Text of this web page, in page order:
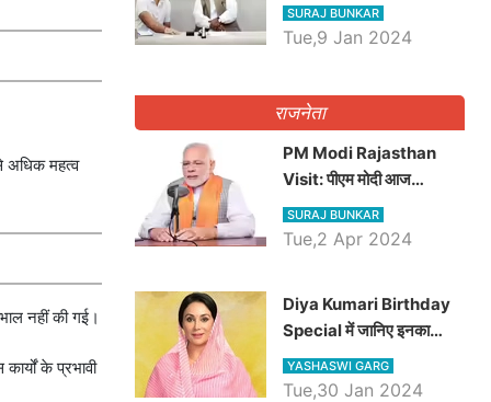
अधिक महत्व
नहीं की गई।
के प्रभावी
कौन होगा दावेदार
SURAJ BUNKAR
Tue,9 Jan 2024
राजनेता
PM Modi Rajasthan
Visit: पीएम मोदी आज
राजस्थान में कोटपूतली में करेंगे
विशाल रैली, एक सभा से 8 सीटों
SURAJ BUNKAR
Tue,2 Apr 2024
Diya Kumari Birthday
Special में जानिए इनका
राजकुमारी से राजस्थान की
डिप्टी सीएम बनने तक का सफर,
YASHASWI GARG
Tue,30 Jan 2024